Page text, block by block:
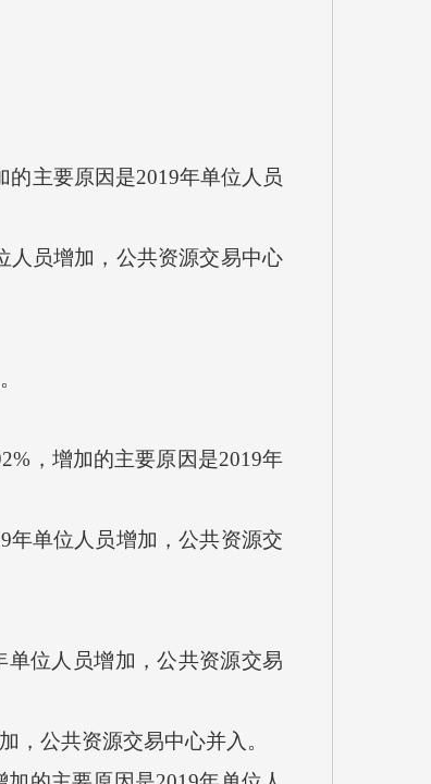
主要原因是2019年单位人员
员增加，公共资源交易中心
，增加的主要原因是2019年
单位人员增加，公共资源交
位人员增加，公共资源交易
公共资源交易中心并入。